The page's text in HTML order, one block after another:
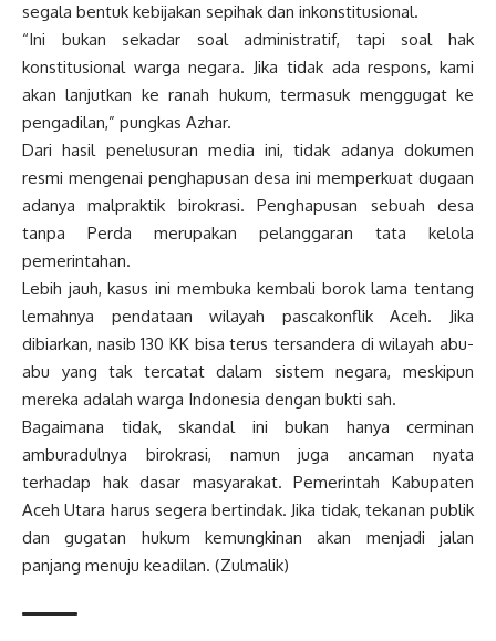
segala bentuk kebijakan sepihak dan inkonstitusional.
“Ini bukan sekadar soal administratif, tapi soal hak
konstitusional warga negara. Jika tidak ada respons, kami
akan lanjutkan ke ranah hukum, termasuk menggugat ke
pengadilan,” pungkas Azhar.
Dari hasil penelusuran media ini, tidak adanya dokumen
resmi mengenai penghapusan desa ini memperkuat dugaan
adanya malpraktik birokrasi. Penghapusan sebuah desa
tanpa Perda merupakan pelanggaran tata kelola
pemerintahan.
Lebih jauh, kasus ini membuka kembali borok lama tentang
lemahnya pendataan wilayah pascakonflik Aceh. Jika
dibiarkan, nasib 130 KK bisa terus tersandera di wilayah abu-
abu yang tak tercatat dalam sistem negara, meskipun
mereka adalah warga Indonesia dengan bukti sah.
Bagaimana tidak, skandal ini bukan hanya cerminan
amburadulnya birokrasi, namun juga ancaman nyata
terhadap hak dasar masyarakat. Pemerintah Kabupaten
Aceh Utara harus segera bertindak. Jika tidak, tekanan publik
dan gugatan hukum kemungkinan akan menjadi jalan
panjang menuju keadilan. (Zulmalik)